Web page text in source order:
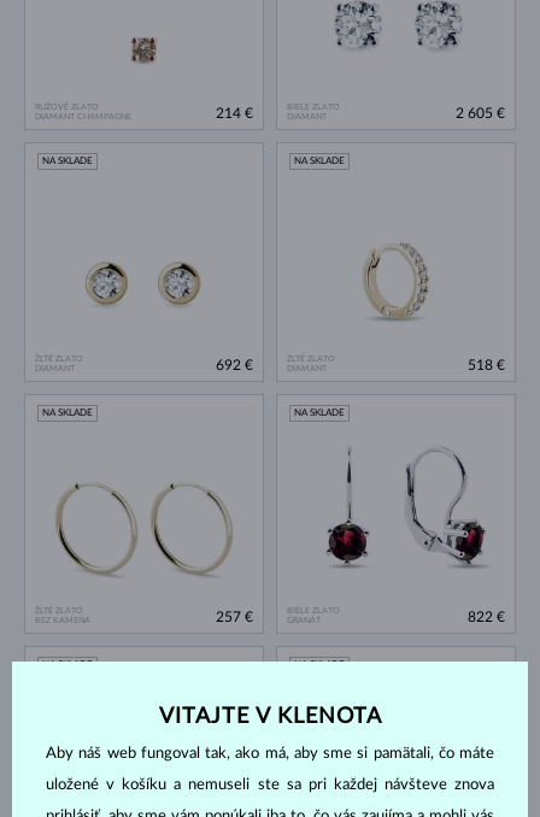
RUŽOVÉ ZLATO
DIAMANT CHAMPAGNE
214 €
BIELE ZLATO
DIAMANT
2 605 €
ŽLTÉ ZLATO
DIAMANT
NA SKLADE
692 €
ŽLTÉ ZLATO
DIAMANT
NA SKLADE
518 €
ŽLTÉ ZLATO
BEZ KAMEŇA
NA SKLADE
257 €
BIELE ZLATO
GRANÁT
NA SKLADE
822 €
NA SKLADE NA SKLADE
VITAJTE V KLENOTA
Aby náš web fungoval tak, ako má, aby sme si pamätali, čo máte
uložené v košíku a nemuseli ste sa pri každej návšteve znova